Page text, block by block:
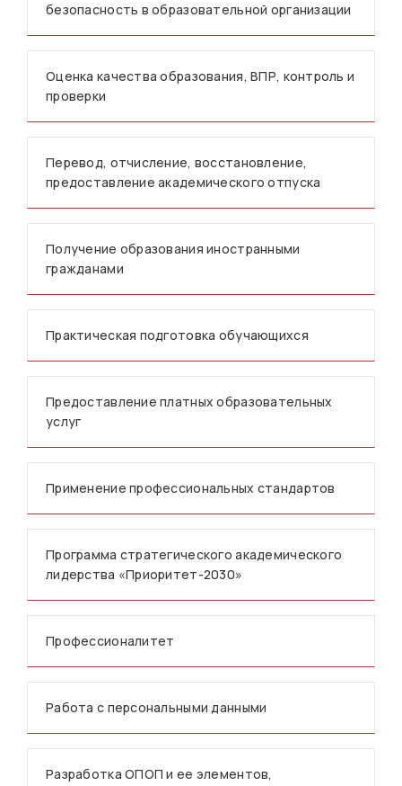
безопасность в образовательной организации
Оценка качества образования, ВПР, контроль и
проверки
Перевод, отчисление, восстановление,
предоставление академического отпуска
Получение образования иностранными
гражданами
Практическая подготовка обучающихся
Предоставление платных образовательных
услуг
Применение профессиональных стандартов
Программа стратегического академического
лидерства «Приоритет-2030»
Профессионалитет
Работа с персональными данными
Разработка ОПОП и ее элементов,